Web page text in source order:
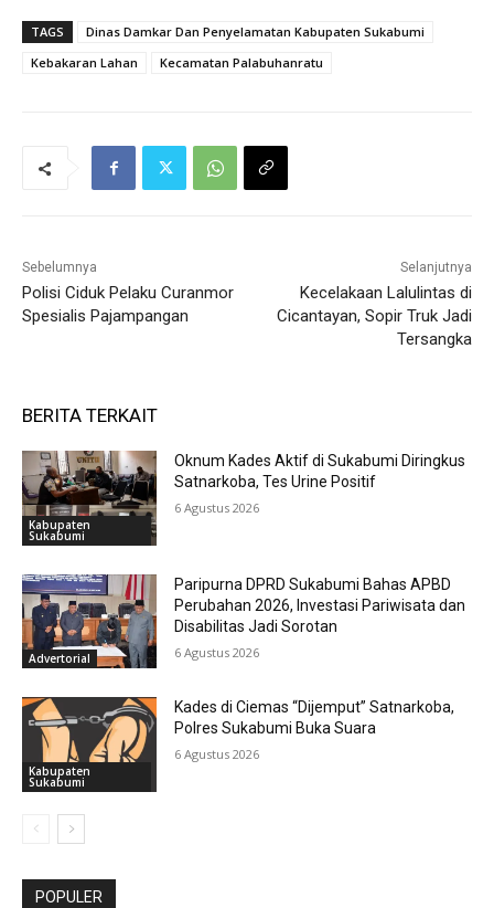
TAGS
Dinas Damkar Dan Penyelamatan Kabupaten Sukabumi
Kebakaran Lahan
Kecamatan Palabuhanratu
Sebelumnya
Polisi Ciduk Pelaku Curanmor
Spesialis Pajampangan
Selanjutnya
Kecelakaan Lalulintas di
Cicantayan, Sopir Truk Jadi
Tersangka
BERITA TERKAIT
Kabupaten
Sukabumi
Oknum Kades Aktif di Sukabumi Diringkus
Satnarkoba, Tes Urine Positif
6 Agustus 2026
Advertorial
Paripurna DPRD Sukabumi Bahas APBD
Perubahan 2026, Investasi Pariwisata dan
Disabilitas Jadi Sorotan
6 Agustus 2026
Kabupaten
Sukabumi
Kades di Ciemas “Dijemput” Satnarkoba,
Polres Sukabumi Buka Suara
6 Agustus 2026
POPULER